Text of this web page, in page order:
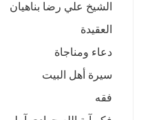
الشيخ علي رضا بناهيان
العقيدة
دعاء ومناجاة
سيرة أهل البيت
فقه